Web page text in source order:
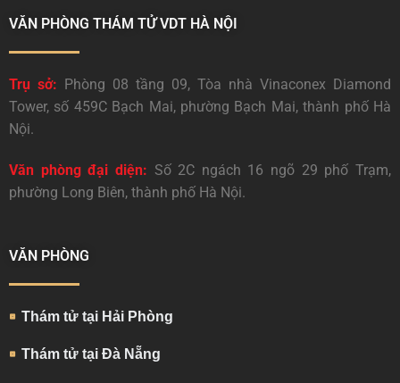
VĂN PHÒNG THÁM TỬ VDT HÀ NỘI
Trụ sở: Phòng 08 tầng 09, Tòa nhà Vinaconex Diamond
Tower, số 459C Bạch Mai, phường Bạch Mai, thành phố Hà
Nội.
Văn phòng đại diện: Số 2C ngách 16 ngõ 29 phố Trạm,
phường Long Biên, thành phố Hà Nội.
VĂN PHÒNG
Thám tử tại Hải Phòng
Thám tử tại Đà Nẵng